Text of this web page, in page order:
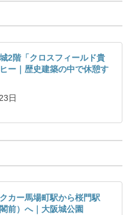
2階「クロスフィールド貴
ー｜歴史建築の中で休憩す
日
カー馬場町駅から桜門駅
前）へ｜大阪城公園